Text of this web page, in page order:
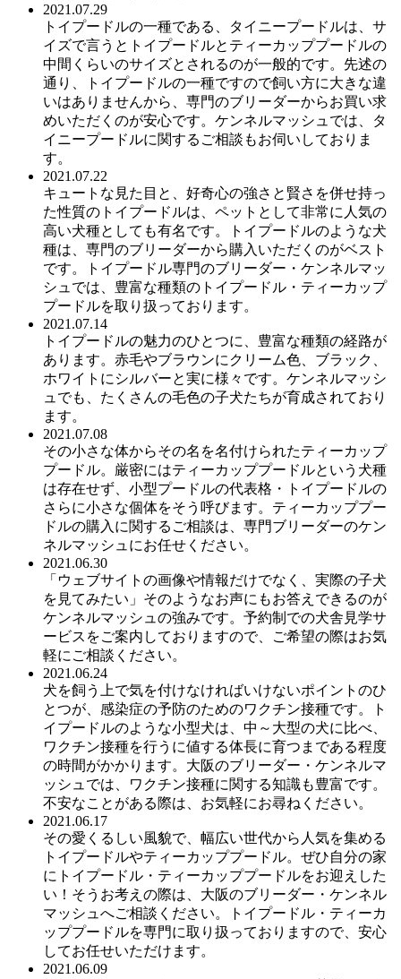
2021.07.29
トイプードルの一種である、タイニープードルは、サ
イズで言うとトイプードルとティーカッププードルの
中間くらいのサイズとされるのが一般的です。先述の
通り、トイプードルの一種ですので飼い方に大きな違
いはありませんから、専門のブリーダーからお買い求
めいただくのが安心です。ケンネルマッシュでは、タ
イニープードルに関するご相談もお伺いしておりま
す。
2021.07.22
キュートな見た目と、好奇心の強さと賢さを併せ持っ
た性質のトイプードルは、ペットとして非常に人気の
高い犬種としても有名です。トイプードルのような犬
種は、専門のブリーダーから購入いただくのがベスト
です。トイプードル専門のブリーダー・ケンネルマッ
シュでは、豊富な種類のトイプードル・ティーカップ
プードルを取り扱っております。
2021.07.14
トイプードルの魅力のひとつに、豊富な種類の経路が
あります。赤毛やブラウンにクリーム色、ブラック、
ホワイトにシルバーと実に様々です。ケンネルマッシ
ュでも、たくさんの毛色の子犬たちが育成されており
ます。
2021.07.08
その小さな体からその名を名付けられたティーカップ
プードル。厳密にはティーカッププードルという犬種
は存在せず、小型プードルの代表格・トイプードルの
さらに小さな個体をそう呼びます。ティーカッププー
ドルの購入に関するご相談は、専門ブリーダーのケン
ネルマッシュにお任せください。
2021.06.30
「ウェブサイトの画像や情報だけでなく、実際の子犬
を見てみたい」そのようなお声にもお答えできるのが
ケンネルマッシュの強みです。予約制での犬舎見学サ
ービスをご案内しておりますので、ご希望の際はお気
軽にご相談ください。
2021.06.24
犬を飼う上で気を付けなければいけないポイントのひ
とつが、感染症の予防のためのワクチン接種です。ト
イプードルのような小型犬は、中～大型の犬に比べ、
ワクチン接種を行うに値する体長に育つまである程度
の時間がかかります。大阪のブリーダー・ケンネルマ
ッシュでは、ワクチン接種に関する知識も豊富です。
不安なことがある際は、お気軽にお尋ねください。
2021.06.17
その愛くるしい風貌で、幅広い世代から人気を集める
トイプードルやティーカッププードル。ぜひ自分の家
にトイプードル・ティーカッププードルをお迎えした
い！そうお考えの際は、大阪のブリーダー・ケンネル
マッシュへご相談ください。トイプードル・ティーカ
ッププードルを専門に取り扱っておりますので、安心
してお任せいただけます。
2021.06.09